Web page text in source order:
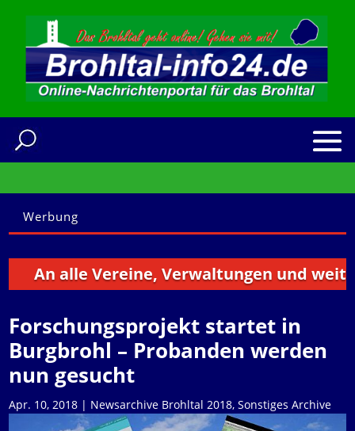
Werbung
An alle Vereine, Verwaltungen und
Forschungsprojekt startet in
Burgbrohl – Probanden werden
nun gesucht
Apr. 10, 2018 | Newsarchive Brohltal 2018, Sonstiges Archive